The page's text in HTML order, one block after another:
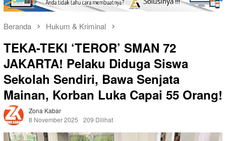
Beranda Hukum & Kriminal
TEKA-TEKI ‘TEROR’ SMAN 72
JAKARTA! Pelaku Diduga Siswa
Sekolah Sendiri, Bawa Senjata
Mainan, Korban Luka Capai 55 Orang!
Zona Kabar
8 November 2025
209 Dilihat